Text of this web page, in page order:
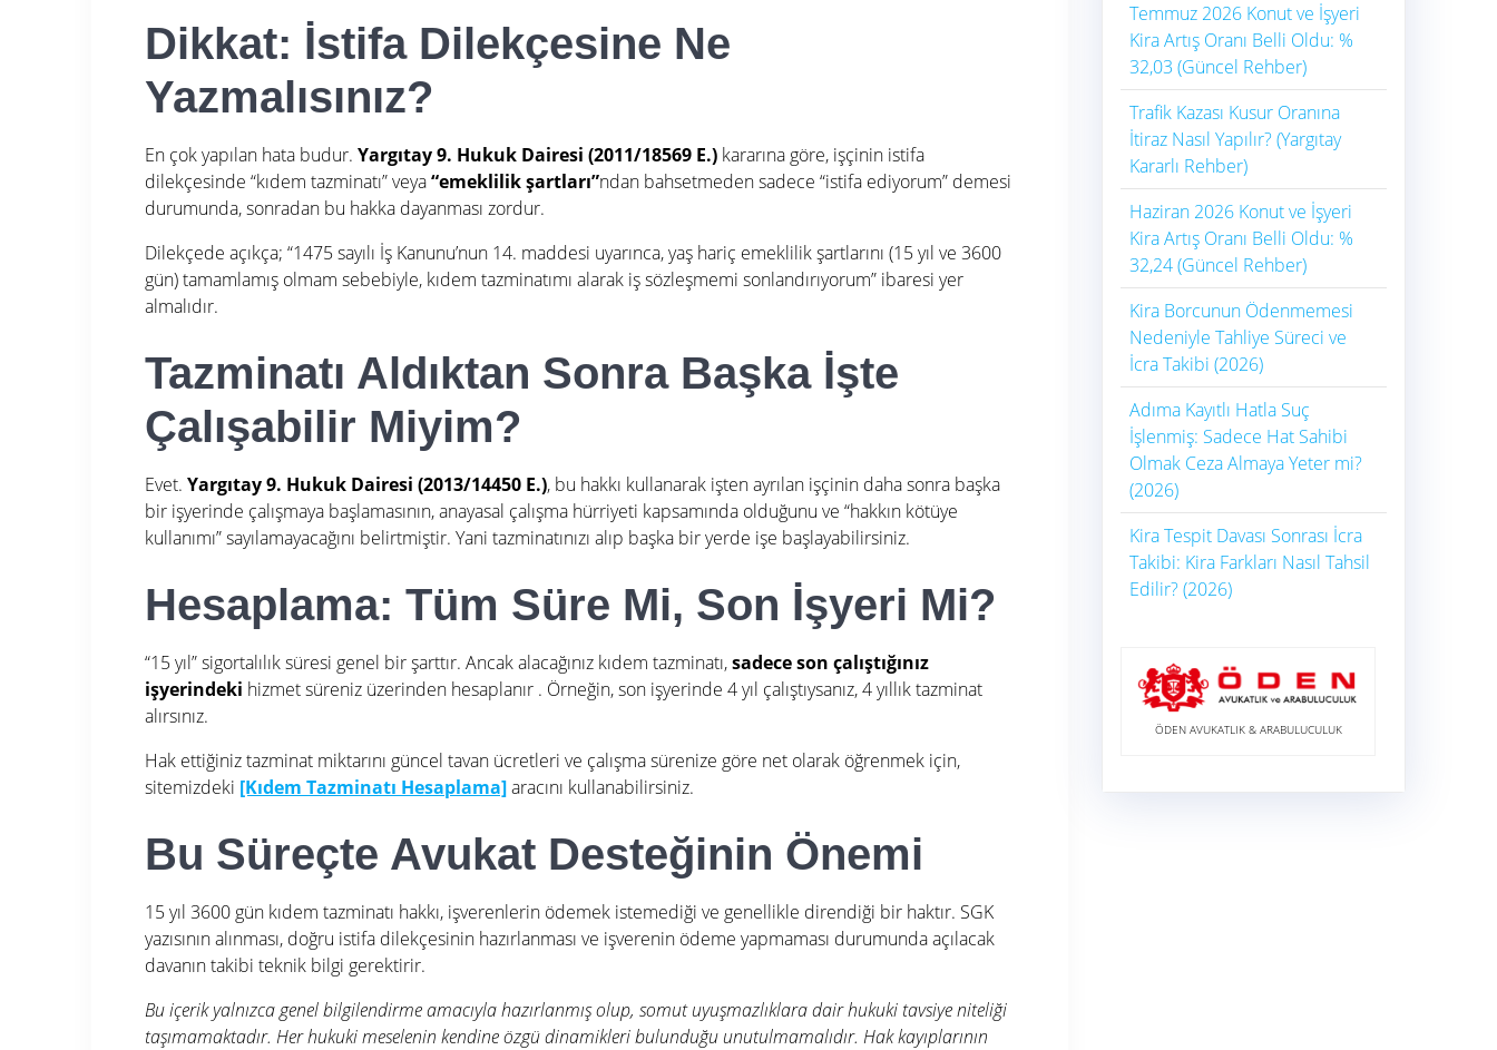
Dikkat: İstifa Dilekçesine Ne
Yazmalısınız?
En çok yapılan hata budur.Yargıtay 9. Hukuk Dairesi (2011/18569 E.) kararına göre, işçinin istifa
dilekçesinde “kıdem tazminatı” veya“emeklilik şartları”ndan bahsetmeden sadece “istifa ediyorum” demesi
durumunda, sonradan bu hakka dayanması zordur.
Dilekçede açıkça; “1475 sayılı İş Kanunu’nun 14. maddesi uyarınca, yaş hariç emeklilik şartlarını (15 yıl ve 3600
gün) tamamlamış olmam sebebiyle, kıdem tazminatımı alarak iş sözleşmemi sonlandırıyorum” ibaresi yer
almalıdır.
Tazminatı Aldıktan Sonra Başka İşte
Çalışabilir Miyim?
Evet.Yargıtay 9. Hukuk Dairesi (2013/14450 E.), bu hakkı kullanarak işten ayrılan işçinin daha sonra başka
bir işyerinde çalışmaya başlamasının, anayasal çalışma hürriyeti kapsamında olduğunu ve “hakkın kötüye
kullanımı” sayılamayacağını belirtmiştir. Yani tazminatınızı alıp başka bir yerde işe başlayabilirsiniz.
Hesaplama: Tüm Süre Mi, Son İşyeri Mi?
“15 yıl” sigortalılık süresi genel bir şarttır.Ancak alacağınız kıdem tazminatı,sadece son çalıştığınız
işyerindeki hizmet süreniz üzerinden hesaplanır . Örneğin, son işyerinde 4 yıl çalıştıysanız, 4 yıllık tazminat
alırsınız.
Hak ettiğiniz tazminat miktarını güncel tavan ücretleri ve çalışma sürenize göre net olarak öğrenmek için,
sitemizdeki [Kıdem Tazminatı Hesaplama]aracını kullanabilirsiniz.
Bu Süreçte Avukat Desteğinin Önemi
15 yıl 3600 gün kıdem tazminatı hakkı, işverenlerin ödemek istemediği ve genellikle direndiği bir haktır. SGK
yazısının alınması, doğru istifa dilekçesinin hazırlanması ve işverenin ödeme yapmaması durumunda açılacak
davanın takibi teknik bilgi gerektirir.
Bu içerik yalnızca genel bilgilendirme amacıyla hazırlanmış olup, somut uyuşmazlıklara dair hukuki tavsiye niteliği
taşımamaktadır. Her hukuki meselenin kendine özgü dinamikleri bulunduğu unutulmamalıdır. Hak kayıplarının
Temmuz 2026 Konut ve İşyeri
Kira Artış Oranı Belli Oldu: %
32,03 (Güncel Rehber)
Trafik Kazası Kusur Oranına
İtiraz Nasıl Yapılır? (Yargıtay
Kararlı Rehber)
Haziran 2026 Konut ve İşyeri
Kira Artış Oranı Belli Oldu: %
32,24 (Güncel Rehber)
Kira Borcunun Ödenmemesi
Nedeniyle Tahliye Süreci ve
İcra Takibi (2026)
Adıma Kayıtlı Hatla Suç
İşlenmiş: Sadece Hat Sahibi
Olmak Ceza Almaya Yeter mi?
(2026)
Kira Tespit Davası Sonrası İcra
Takibi: Kira Farkları Nasıl Tahsil
Edilir? (2026)
ÖDEN AVUKATLIK & ARABULUCULUK